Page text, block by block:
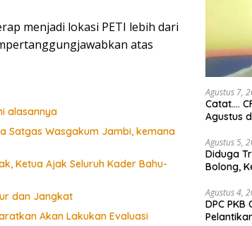
menjadi lokasi PETI lebih dari
atas
alasannya
Satgas Wasgakum Jambi, kemana
Ketua Ajak Seluruh Kader Bahu-
dan Jangkat
Akan Lakukan Evaluasi
Agustus 7,
Catat….
Agustus
Agustus 5,
Diduga
Bolong,
Agustus 4,
DPC